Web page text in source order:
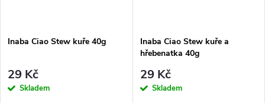
Inaba Ciao Stew kuře 40g
29 Kč
Skladem
Inaba Ciao Stew kuře a
hřebenatka 40g
29 Kč
Skladem